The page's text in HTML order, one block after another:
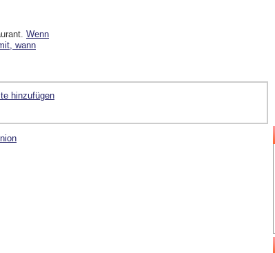
Wenn
wann
hinzufügen